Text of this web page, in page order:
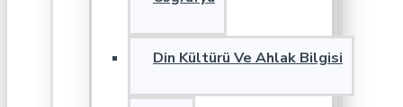
Din Kültürü Ve Ahlak Bilgisi